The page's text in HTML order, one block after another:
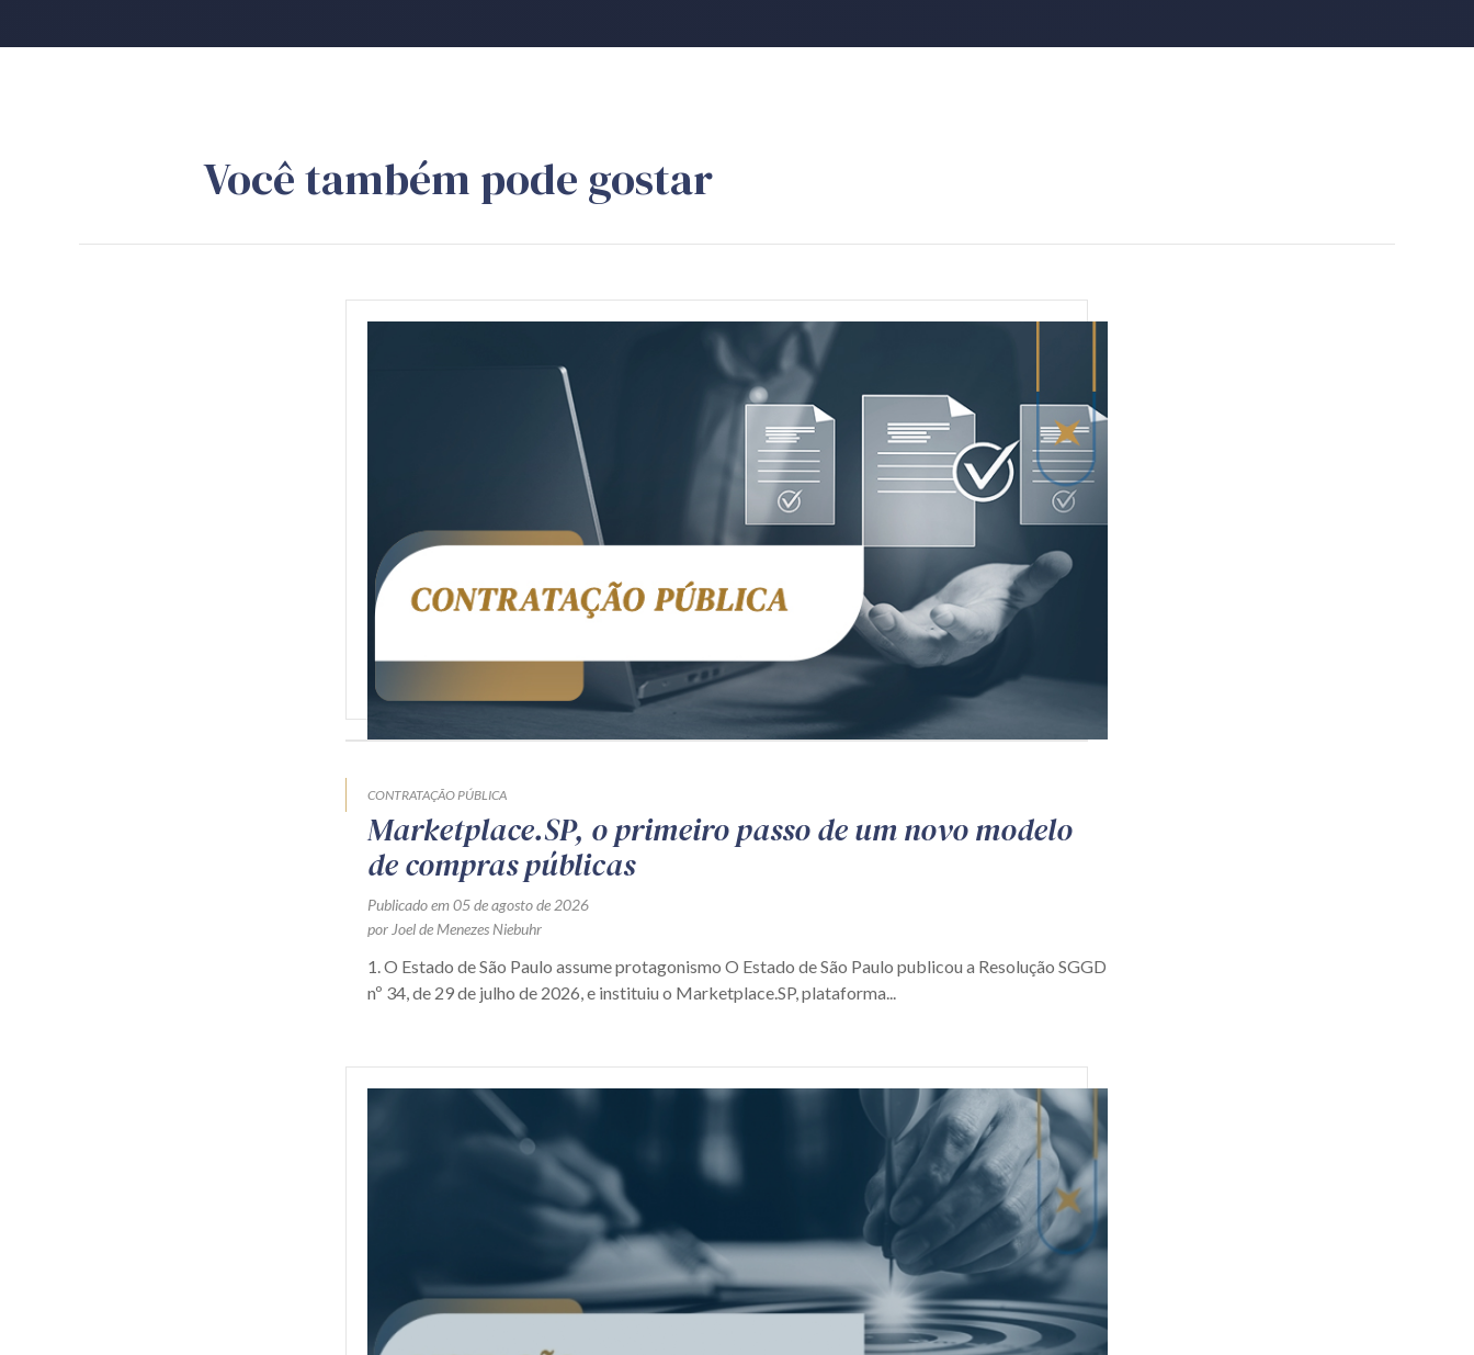
Você também pode gostar
CONTRATAÇÃO PÚBLICA
Marketplace.SP, o primeiro passo de um novo modelo
de compras públicas
Publicado em 05 de agosto de 2026
por Joel de Menezes Niebuhr
1. O Estado de São Paulo assume protagonismo O Estado de São Paulo publicou a Resolução SGGD
nº 34, de 29 de julho de 2026, e instituiu o Marketplace.SP, plataforma...